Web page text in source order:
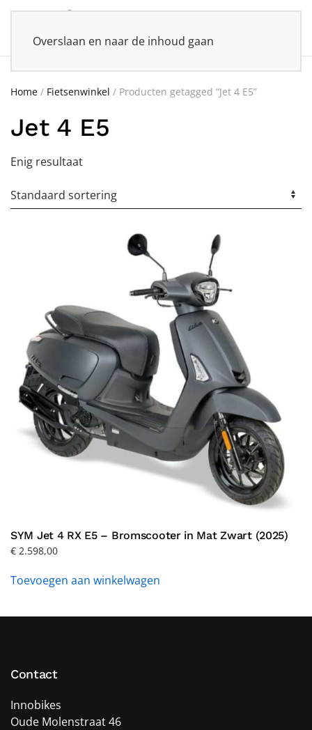
Overslaan en naar de inhoud gaan
Home / Fietsenwinkel / Producten getagged “Jet 4 E5”
Jet 4 E5
Enig resultaat
SYM Jet 4 RX E5 – Bromscooter in Mat Zwart (2025)
€ 2.598,00
Toevoegen aan winkelwagen
Contact
Innobikes
Oude Molenstraat 46